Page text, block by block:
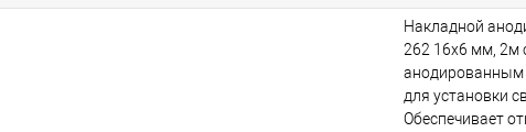
Накладной
262 16х6 мм, 2м
анодированным
для установки
Обеспечивает